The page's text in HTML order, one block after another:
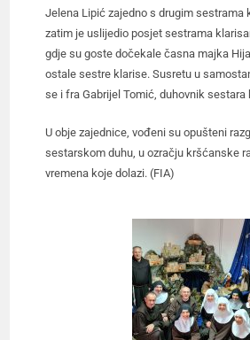
Jelena Lipić zajedno s drugim sestrama
zatim je uslijedio posjet sestrama
gdje su goste dočekale časna majka
ostale sestre klarise. Susretu u
se i fra Gabrijel Tomić, duhovnik sestara
U obje zajednice, vođeni su opušteni
sestarskom duhu, u ozračju kršćanske
vremena koje dolazi. (FIA)